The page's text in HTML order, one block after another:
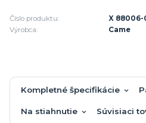
Číslo produktu:
X 88006-
Výrobca:
Came
Kompletné špecifikácie
Na stiahnutie Súvisiaci